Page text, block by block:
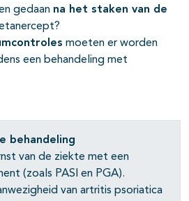
gedaan na het staken van de
moeten er worden
een behandeling met
behandeling
van de ziekte met een
(zoals PASI en PGA).
van artritis psoriatica